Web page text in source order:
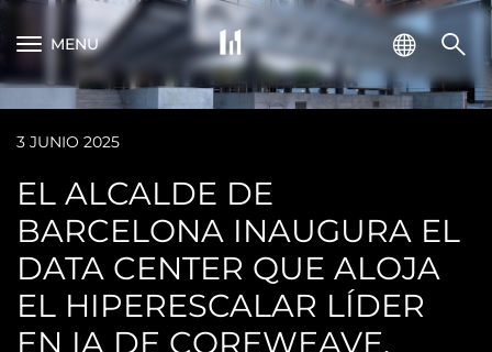
MENU
3 JUNIO 2025
EL ALCALDE DE
BARCELONA INAUGURA EL
DATA CENTER QUE ALOJA
EL HIPERESCALAR LÍDER
EN IA DE COREWEAVE.